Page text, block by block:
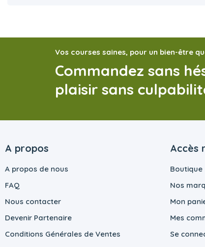
Vos courses saines, pour un bien-être
Commandez sans
plaisir sans
A propos
A propos de nous
FAQ
Nous contacter
Devenir Partenaire
Conditions Générales de Ventes
Accès
Boutique
Nos
Mon
Mes
Se